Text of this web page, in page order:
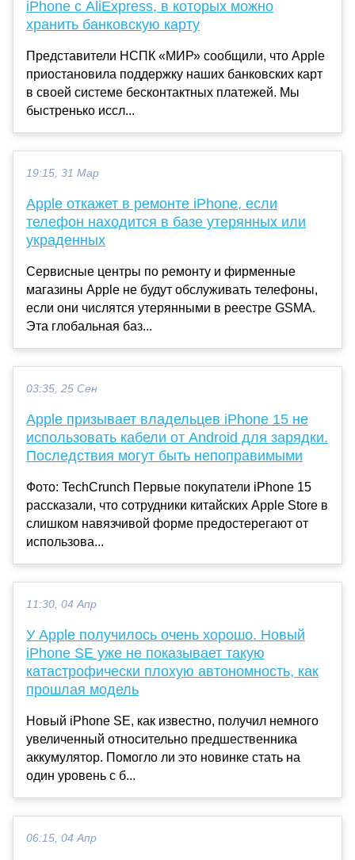
iPhone с AliExpress, в которых можно
хранить банковскую карту
Представители НСПК «МИР» сообщили, что Apple
приостановила поддержку наших банковских карт
в своей системе бесконтактных платежей. Мы
быстренько иссл...
19:15, 31 Мар
Apple откажет в ремонте iPhone, если
телефон находится в базе утерянных или
украденных
Сервисные центры по ремонту и фирменные
магазины Apple не будут обслуживать телефоны,
если они числятся утерянными в реестре GSMA.
Эта глобальная баз...
03:35, 25 Сен
Apple призывает владельцев iPhone 15 не
использовать кабели от Android для зарядки.
Последствия могут быть непоправимыми
Фото: TechCrunch Первые покупатели iPhone 15
рассказали, что сотрудники китайских Apple Store в
слишком навязчивой форме предостерегают от
использова...
11:30, 04 Апр
У Apple получилось очень хорошо. Новый
iPhone SE уже не показывает такую
катастрофически плохую автономность, как
прошлая модель
Новый iPhone SE, как известно, получил немного
увеличенный относительно предшественника
аккумулятор. Помогло ли это новинке стать на
один уровень с б...
06:15, 04 Апр